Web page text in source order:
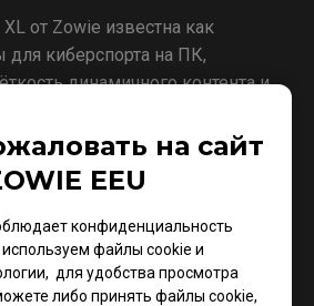
на сайт
EEU
конфиденциальность
файлы cookie и
для удобства просмотра
либо принять файлы cookie,
от Zowie известна как
киберспорта на ПК,
динамичного контента и
мониторе XL2746S
Zowie для уменьшения
и нестабильности
DyAc+ обеспечивает